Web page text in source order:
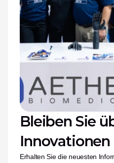
Bleiben Sie
Erhalten Sie die neuesten